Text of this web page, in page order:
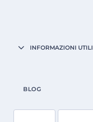
INFORMAZIONI UTILI
BLOG